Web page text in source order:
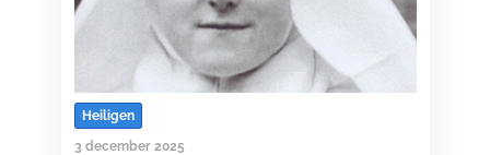
Heiligen
3 december 2025